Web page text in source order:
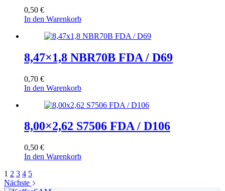
0,50 €
In den Warenkorb
8,47×1,8 NBR70B FDA / D69
0,70 €
In den Warenkorb
8,00×2,62 S7506 FDA / D106
0,50 €
In den Warenkorb
1 2 3 4 5
Nächste